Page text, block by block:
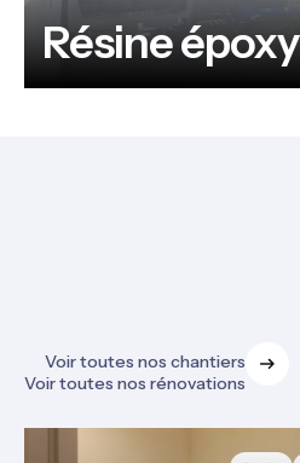
Résine époxy
Voir toutes nos chantiers
Voir toutes nos rénovations